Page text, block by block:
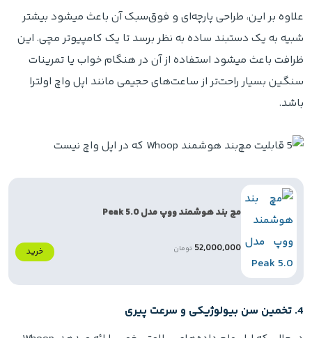
علاوه بر این، طراحی پارچه‌ای و فوق‌سبک آن باعث میشود بیشتر
شبیه به یک دستبند ساده به نظر برسد تا یک کامپیوتر مچی. این
ظرافت باعث میشود استفاده از آن در هنگام خواب یا تمرینات
سنگین بسیار راحت‌تر از ساعت‌های حجیمی مانند اپل واچ اولترا
باشد.
مچ‌ بند هوشمند ووپ مدل 5.0 Peak
52,000,000 تومان خرید
4. تخمین سن بیولوژیکی و سرعت پیری